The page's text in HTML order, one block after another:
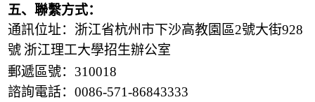
五、聯繫方式：
通訊位址：浙江省杭州市下沙高教園區2號大街928
號浙江理工大學招生辦公室
郵遞區號：
310018
諮詢電話：0086-571-86843333